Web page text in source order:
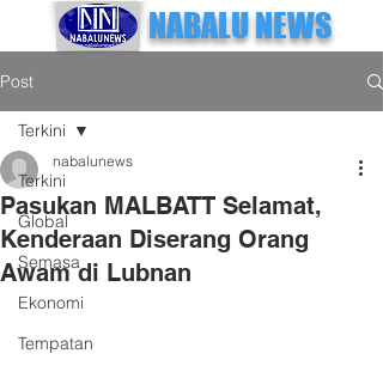
NABALU NEWS
Post
Terkini
Global
Semasa
Ekonomi
Tempatan
Terkini
Pasukan MALBATT Selamat,
Kenderaan Diserang Orang
Awam di Lubnan
nabalunews